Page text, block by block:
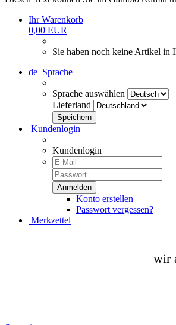
Ihr Warenkorb
0,00 EUR
Sie haben noch keine Artikel in
de Sprache
Sprache auswählen
Lieferland
Kundenlogin
Kundenlogin
Konto erstellen
Passwort vergessen?
Merkzettel
wir